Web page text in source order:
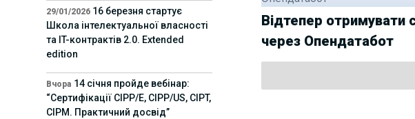
Відтепер отримувати
через Опендатабот
29/01/2026 16 березня стартує
Школа інтелектуальної власності
та IT-контрактів 2.0. Extended
edition
Вчора 14 січня пройде вебінар:
“Сертифікації СІРР/Е, CIPP/US, CIPT,
CIPM. Практичний досвід”